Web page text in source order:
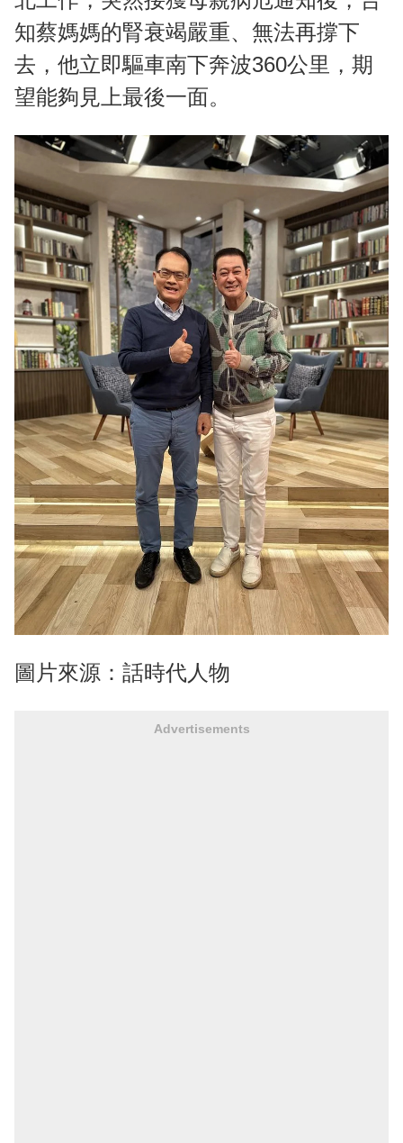
知蔡媽媽的腎衰竭嚴重、無法再撐下
去，他立即驅車南下奔波360公里，期
望能夠見上最後一面。
圖片來源：話時代人物
Advertisements